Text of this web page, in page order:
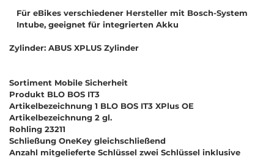
Für eBikes verschiedener Hersteller mit Bosch-System
Intube, geeignet für integrierten Akku
Zylinder: ABUS XPLUS Zylinder
Sortiment Mobile Sicherheit
Produkt BLO BOS IT3
Artikelbezeichnung 1 BLO BOS IT3 XPlus OE
Artikelbezeichnung 2 gl.
Rohling 23211
Schließung OneKey gleichschließend
Anzahl mitgelieferte Schlüssel zwei Schlüssel inklusive